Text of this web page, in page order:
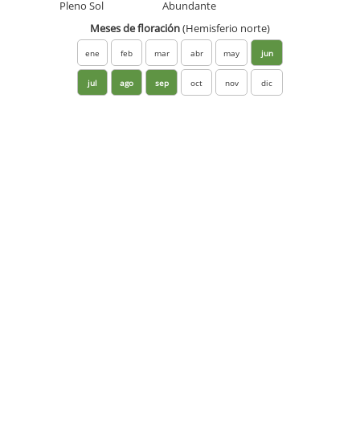
Pleno Sol
Abundante
Meses de floración(Hemisferio norte)
ene feb mar abr may jun
jul ago sep oct nov dic